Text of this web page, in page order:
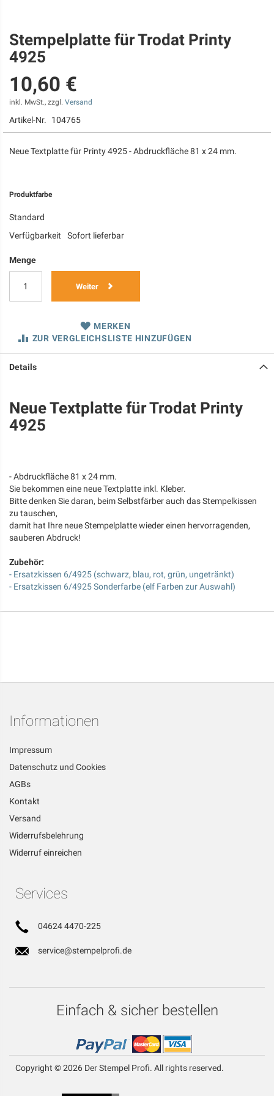
Zum
Anfang
der
springen
Stempelplatte für Trodat Printy
4925
10,60 €
inkl. MwSt., zzgl. Versand
Artikel-Nr. 104765
Neue Textplatte für Printy 4925 - Abdruckfläche 81 x 24 mm.
Produktfarbe
Standard
Verfügbarkeit
Sofort lieferbar
Menge
Weiter
MERKEN
ZUR VERGLEICHSLISTE HINZUFÜGEN
Details
Neue Textplatte für Trodat Printy
4925
- Abdruckfläche 81 x 24 mm.
Sie bekommen eine neue Textplatte inkl. Kleber.
Bitte denken Sie daran, beim Selbstfärber auch das Stempelkissen
zu tauschen,
damit hat Ihre neue Stempelplatte wieder einen hervorragenden,
sauberen Abdruck!
Zubehör:
- Ersatzkissen 6/4925 (schwarz, blau, rot, grün, ungetränkt)
- Ersatzkissen 6/4925 Sonderfarbe (elf Farben zur Auswahl)
Informationen
Impressum
Datenschutz und Cookies
AGBs
Kontakt
Versand
Widerrufsbelehrung
Widerruf einreichen
Services
04624 4470-225
service@stempelprofi.de
Einfach & sicher bestellen
Copyright © 2026 Der Stempel Profi. All rights reserved.